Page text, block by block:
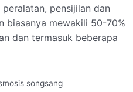
pensijilan dan
biasanya mewakili 50-70%
dan termasuk beberapa
songsang